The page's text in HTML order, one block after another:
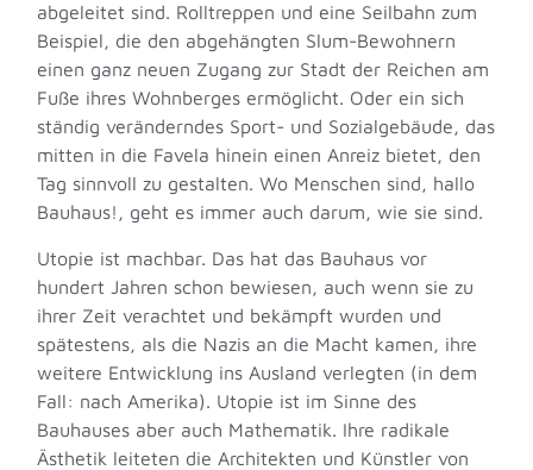
abgeleitet sind. Rolltreppen und eine Seilbahn zum
Beispiel, die den abgehängten Slum-Bewohnern
einen ganz neuen Zugang zur Stadt der Reichen am
Fuße ihres Wohnberges ermöglicht. Oder ein sich
ständig veränderndes Sport- und Sozialgebäude, das
mitten in die Favela hinein einen Anreiz bietet, den
Tag sinnvoll zu gestalten. Wo Menschen sind, hallo
Bauhaus!, geht es immer auch darum, wie sie sind.
Utopie ist machbar. Das hat das Bauhaus vor
hundert Jahren schon bewiesen, auch wenn sie zu
ihrer Zeit verachtet und bekämpft wurden und
spätestens, als die Nazis an die Macht kamen, ihre
weitere Entwicklung ins Ausland verlegten (in dem
Fall: nach Amerika). Utopie ist im Sinne des
Bauhauses aber auch Mathematik. Ihre radikale
Ästhetik leiteten die Architekten und Künstler von